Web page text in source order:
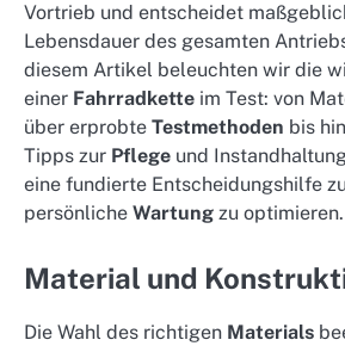
Vortrieb und entscheidet
Lebensdauer des gesamten
diesem Artikel beleuchten wir die
einer Fahrradkette im Test: von
über erprobte Testmethoden bis
Tipps zur Pflege und
eine fundierte Entscheidungshilfe
persönliche Wartung zu optimieren.
Material und
Die Wahl des richtigen Materials